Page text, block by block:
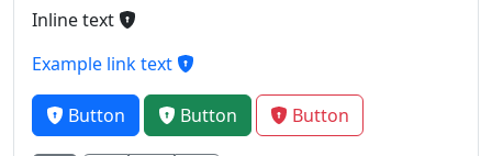
Inline text
Example link text
Button Button Button